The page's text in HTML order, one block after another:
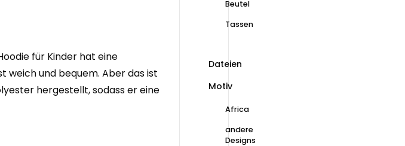
für Kinder hat eine
weich und bequem. Aber das ist
hergestellt, sodass er eine
Beutel
Tassen
Dateien
Motiv
Africa
andere
Designs